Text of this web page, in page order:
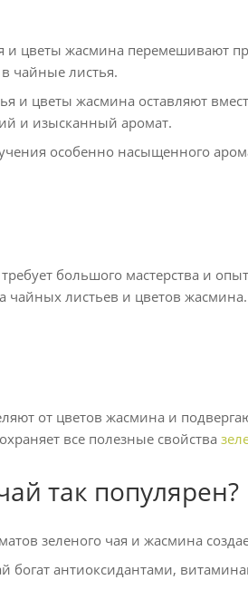
цветы жасмина перемешивают
чайные листья.
и цветы жасмина оставляют
и изысканный аромат.
особенно насыщенного
большого мастерства и
чайных листьев и цветов
от цветов жасмина и
все полезные свойства
так популярен?
зеленого чая и жасмина
богат антиоксидантами,